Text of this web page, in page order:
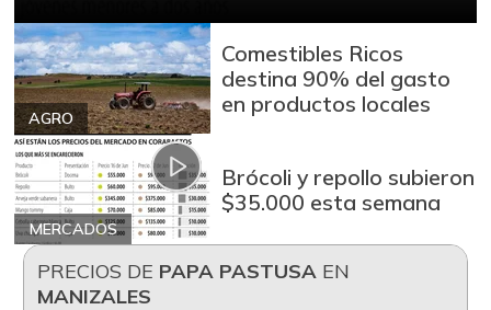
AGRO
Comestibles Ricos
destina 90% del gasto
en productos locales
MERCADOS
Brócoli y repollo subieron
$35.000 esta semana
PRECIOS DE PAPA PASTUSAEN
MANIZALES